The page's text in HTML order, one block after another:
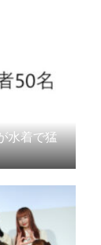
水着で猛